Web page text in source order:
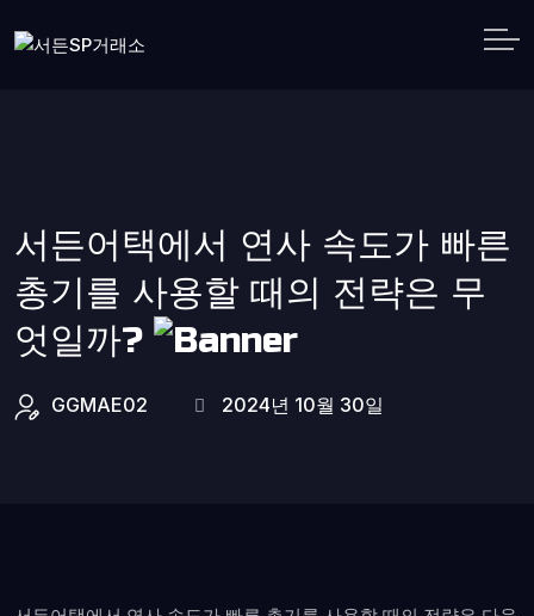
서든어택에서 연사 속도가 빠른
총기를 사용할 때의 전략은 무
엇일까?
GGMAE02 2024년 10월 30일